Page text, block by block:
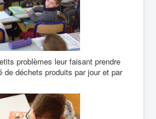
problèmes leur faisant prendre
de déchets produits par jour et par